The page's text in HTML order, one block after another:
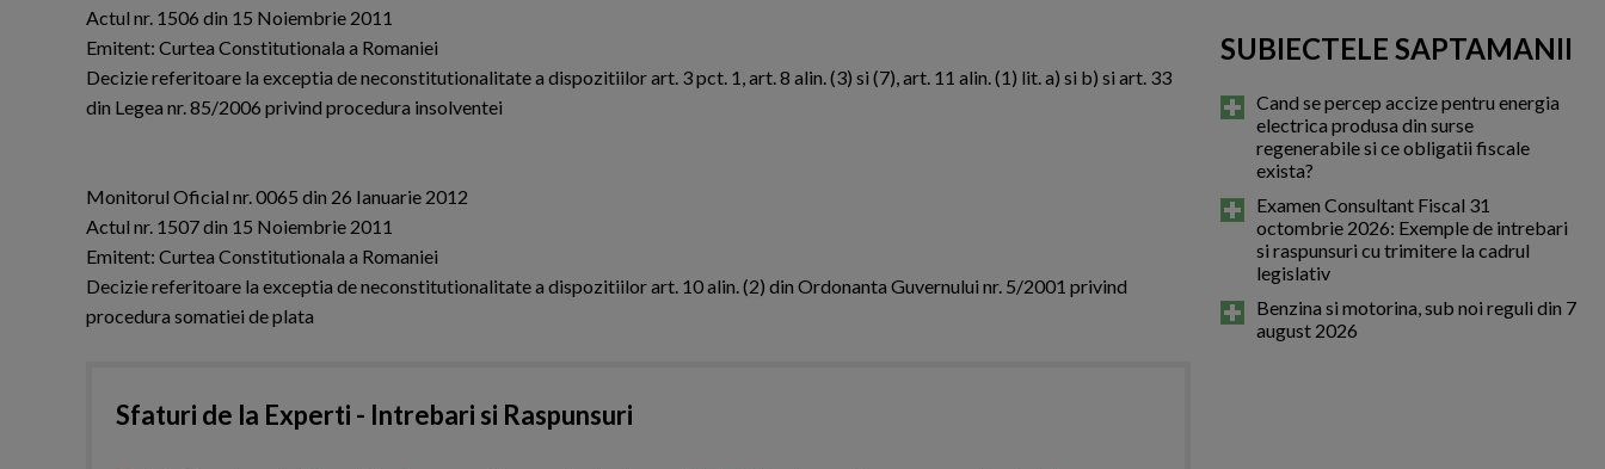
Actul nr. 1506 din 15 Noiembrie 2011
Emitent: Curtea Constitutionala a Romaniei
Decizie referitoare la exceptia de neconstitutionalitate a dispozitiilor art. 3 pct. 1, art. 8 alin. (3) si (7), art. 11 alin. (1) lit. a) si b) si art. 33
din Legea nr. 85/2006 privind procedura insolventei
Monitorul Oficial nr. 0065 din 26 Ianuarie 2012
Actul nr. 1507 din 15 Noiembrie 2011
Emitent: Curtea Constitutionala a Romaniei
Decizie referitoare la exceptia de neconstitutionalitate a dispozitiilor art. 10 alin. (2) din Ordonanta Guvernului nr. 5/2001 privind
procedura somatiei de plata
Sfaturi de la Experti - Intrebari si Raspunsuri
SUBIECTELE SAPTAMANII
Cand se percep accize pentru energia
electrica produsa din surse
regenerabile si ce obligatii fiscale
exista?
Examen Consultant Fiscal 31
octombrie 2026: Exemple de intrebari
si raspunsuri cu trimitere la cadrul
legislativ
Benzina si motorina, sub noi reguli din 7
august 2026